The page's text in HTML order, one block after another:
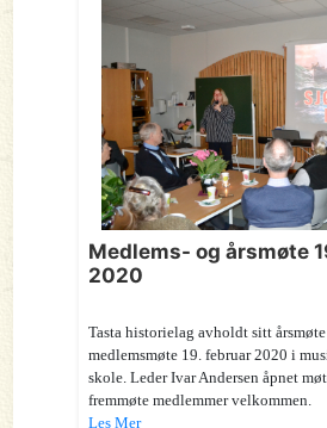
Medlems- og årsmøte
2020
Tasta historielag avholdt sitt årsmøte
medlemsmøte 19. februar 2020 i
skole. Leder Ivar Andersen åpnet
fremmøte medlemmer velkommen.
Les Mer